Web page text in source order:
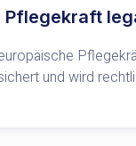
Pflegekraft
und wird